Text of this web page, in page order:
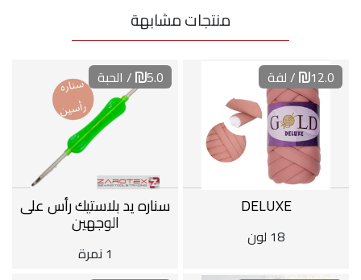
منتجات مشابهة
12.0 / لفة
DELUXE
18 لون
5.0 / الحبة
سناره يد بلاستيك رأس على
الوجهين
1 نمرة